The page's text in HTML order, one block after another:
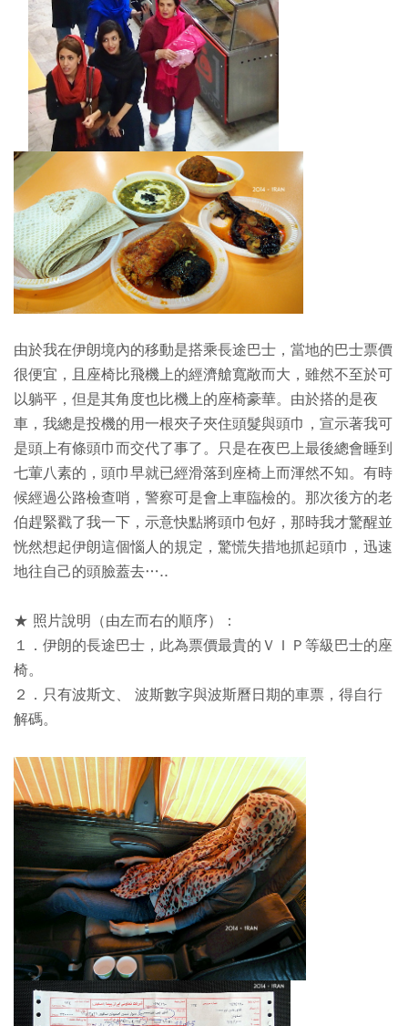
由於我在伊朗境內的移動是搭乘長途巴士，當地的巴士票價
很便宜，且座椅比飛機上的經濟艙寬敞而大，雖然不至於可
以躺平，但是其角度也比機上的座椅豪華。由於搭的是夜
車，我總是投機的用一根夾子夾住頭髮與頭巾，宣示著我可
是頭上有條頭巾而交代了事了。只是在夜巴上最後總會睡到
七葷八素的，頭巾早就已經滑落到座椅上而渾然不知。有時
候經過公路檢查哨，警察可是會上車臨檢的。那次後方的老
伯趕緊戳了我一下，示意快點將頭巾包好，那時我才驚醒並
恍然想起伊朗這個惱人的規定，驚慌失措地抓起頭巾，迅速
地往自己的頭臉蓋去…..
★ 照片說明（由左而右的順序）：
１．伊朗的長途巴士，此為票價最貴的ＶＩＰ等級巴士的座
椅。
２．只有波斯文、 波斯數字與波斯曆日期的車票，得自行
解碼。